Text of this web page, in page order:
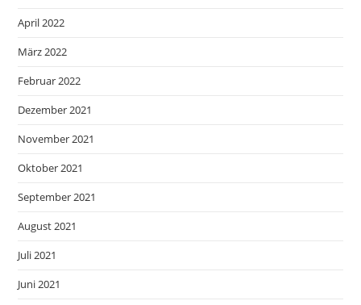
April 2022
März 2022
Februar 2022
Dezember 2021
November 2021
Oktober 2021
September 2021
August 2021
Juli 2021
Juni 2021